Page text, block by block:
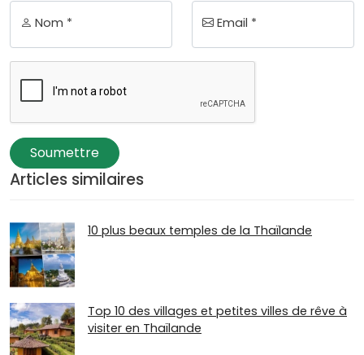
Nom * Email *
Soumettre
Articles similaires
10 plus beaux temples de la Thaïlande
Top 10 des villages et petites villes de rêve à
visiter en Thaïlande